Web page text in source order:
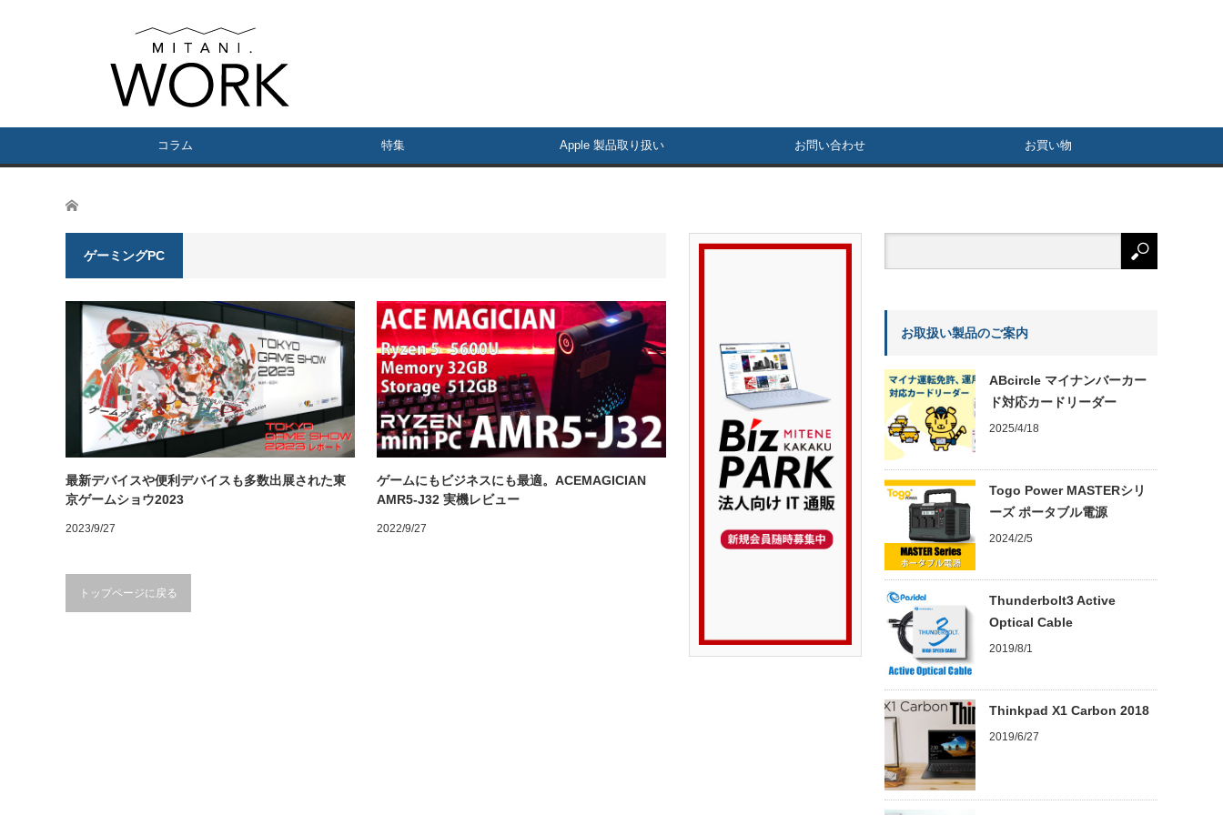
コラム 特集 Apple 製品取り扱い お問い合わせ お買い物
ホーム
ゲーミングPC
最新デバイスや便利デバイスも多数出展された東
京ゲームショウ2023
2023/9/27
ゲームにもビジネスにも最適。ACEMAGICIAN
AMR5-J32 実機レビュー
2022/9/27
トップページに戻る
お取扱い製品のご案内
ABcircle マイナンバーカー
ド対応カードリーダー
2025/4/18
Togo Power MASTERシリ
ーズ ポータブル電源
2024/2/5
Thunderbolt3 Active
Optical Cable
2019/8/1
Thinkpad X1 Carbon 2018
2019/6/27